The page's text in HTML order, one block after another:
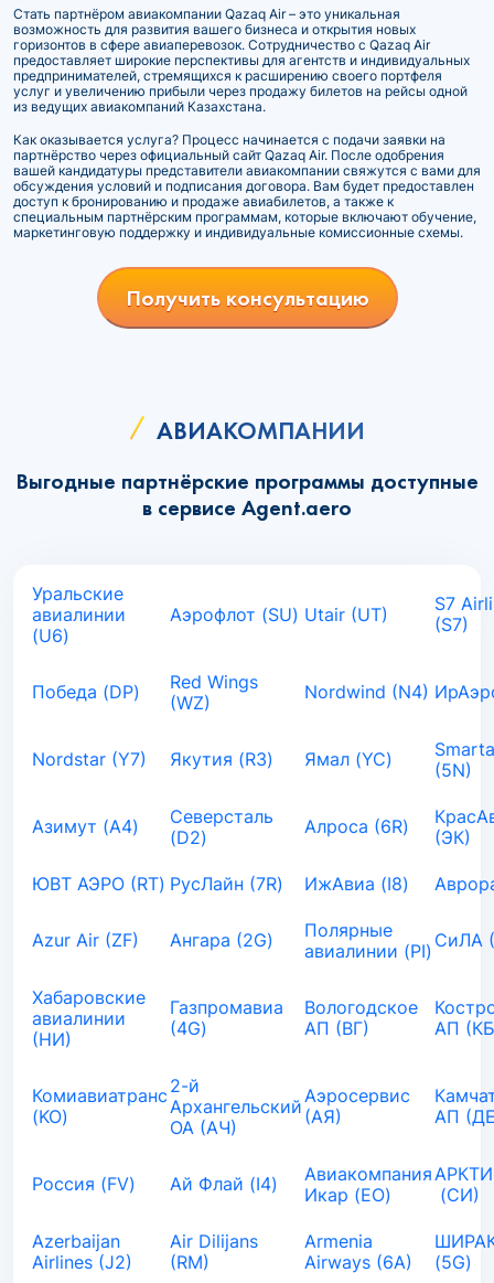
Стать партнёром авиакомпании Qazaq Air – это уникальная
возможность для развития вашего бизнеса и открытия новых
горизонтов в сфере авиаперевозок. Сотрудничество с Qazaq Air
предоставляет широкие перспективы для агентств и индивидуальных
предпринимателей, стремящихся к расширению своего портфеля
услуг и увеличению прибыли через продажу билетов на рейсы одной
из ведущих авиакомпаний Казахстана.
Как оказывается услуга? Процесс начинается с подачи заявки на
партнёрство через официальный сайт Qazaq Air. После одобрения
вашей кандидатуры представители авиакомпании свяжутся с вами для
обсуждения условий и подписания договора. Вам будет предоставлен
доступ к бронированию и продаже авиабилетов, а также к
специальным партнёрским программам, которые включают обучение,
маркетинговую поддержку и индивидуальные комиссионные схемы.
Получить консультацию
АВИАКОМПАНИИ
Выгодные партнёрские программы доступные
в сервисе Agent.aero
Уральские
авиалинии
(U6)
Аэрофлот (SU) Utair (UT)
S7
(S7)
Победа (DP)
Red Wings
(WZ)
Nordwind (N4)
Nordstar (Y7) Якутия (R3) Ямал (YC)
(5N)
Азимут (A4)
Северсталь
(D2)
Алроса (6R)
(ЭК)
ЮВТ АЭРО (RT) РусЛайн (7R) ИжАвиа (I8)
Azur Air (ZF) Ангара (2G)
Полярные
авиалинии (PI) СиЛА
Хабаровские
авиалинии
(НИ)
Газпромавиа
(4G)
Вологодское
АП (ВГ)
АП
Комиавиатранс
(KO)
2-й
Архангельский
ОА (АЧ)
Аэросервис
(АЯ)
АП
Россия (FV) Ай Флай (I4)
Авиакомпания
Икар (EO)
(СИ)
Azerbaijan
Airlines (J2)
Air Dilijans
(RM)
Armenia
Airways (6A)
(5G)